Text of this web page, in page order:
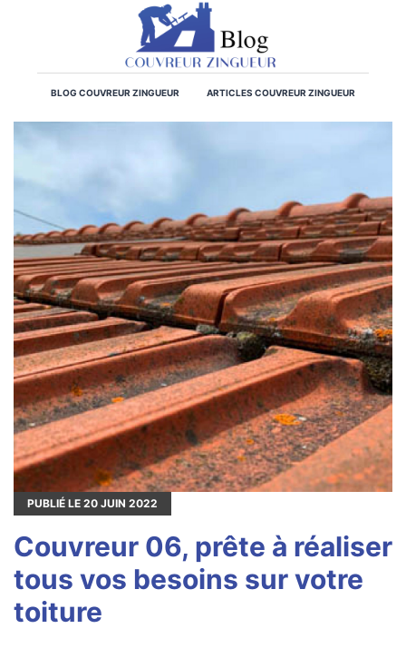
BLOG COUVREUR ZINGUEUR ARTICLES COUVREUR ZINGUEUR
PUBLIÉ LE 20 JUIN 2022
Couvreur 06, prête à réaliser
tous vos besoins sur votre
toiture